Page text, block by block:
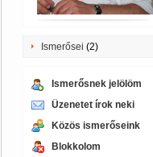
Ismerősei (2)
Ismerősnek jelölöm
Üzenetet írok neki
Közös ismerőseink
Blokkolom